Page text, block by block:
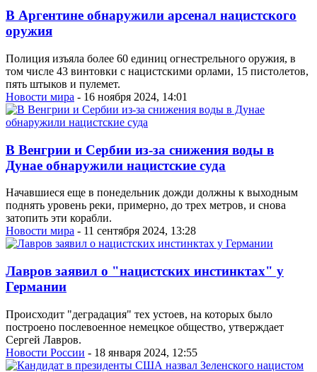
В Аргентине обнаружили арсенал нацистского
оружия
Полиция изъяла более 60 единиц огнестрельного оружия, в
том числе 43 винтовки с нацистскими орлами, 15 пистолетов,
пять штыков и пулемет.
Новости мира - 16 ноября 2024, 14:01
В Венгрии и Сербии из-за снижения воды в
Дунае обнаружили нацистские суда
Начавшиеся еще в понедельник дожди должны к выходным
поднять уровень реки, примерно, до трех метров, и снова
затопить эти корабли.
Новости мира - 11 сентября 2024, 13:28
Лавров заявил о "нацистских инстинктах" у
Германии
Происходит "деградация" тех устоев, на которых было
построено послевоенное немецкое общество, утверждает
Сергей Лавров.
Новости России - 18 января 2024, 12:55